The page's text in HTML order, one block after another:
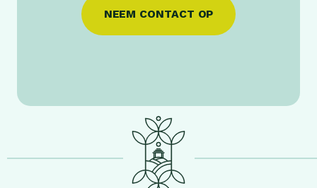
NEEM CONTACT OP